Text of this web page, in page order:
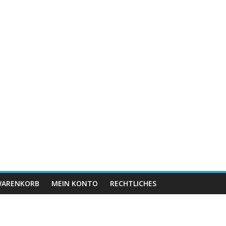
MEIN KONTO RECHTLICHES